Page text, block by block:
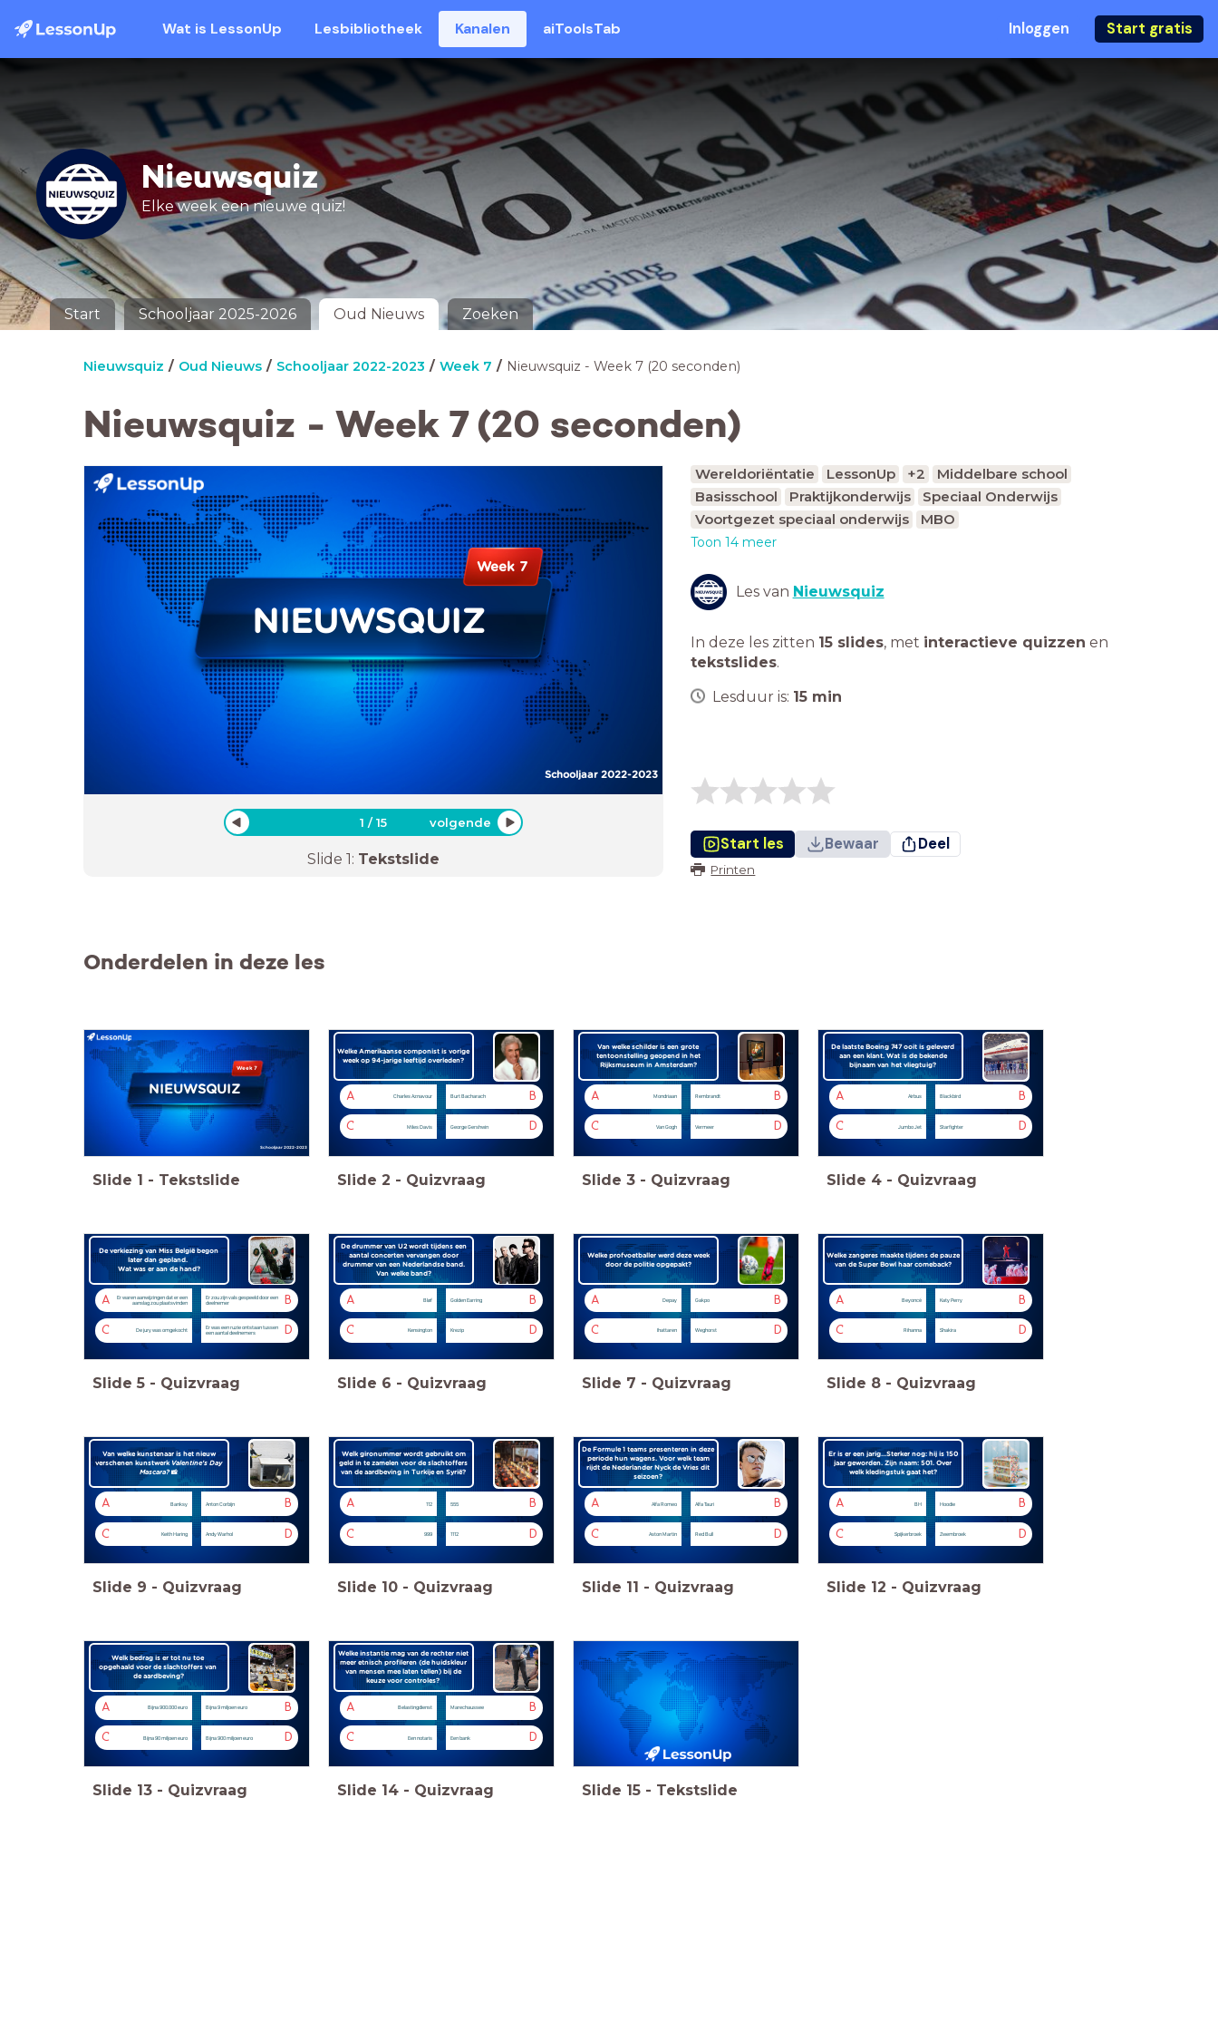
Wat is LessonUp Lesbibliotheek Kanalen aiToolsTab Inloggen Start gratis
Nieuwsquiz
Elke week een nieuwe quiz!
Start Schooljaar 2025-2026 Oud Nieuws Zoeken
Nieuwsquiz Oud Nieuws Schooljaar 2022-2023 Week 7 Nieuwsquiz - Week 7 (20 seconden)
Nieuwsquiz - Week 7 (20 seconden)
NIEUWSQUIZ
Week 7
Schooljaar 2022-2023
1 /15 volgende
Slide 1: Tekstslide
Wereldoriëntatie LessonUp +2
Middelbare school
Basisschool
Praktijkonderwijs
Speciaal Onderwijs
Voortgezet speciaal onderwijs
MBO
Toon 14 meer
Les van Nieuwsquiz
In deze les zitten 15 slides, met interactieve quizzen en
tekstslides.
Lesduur is: 15 min
Start les Bewaar Deel
Printen
Onderdelen in deze les
NIEUWSQUIZ
Week 7
Schooljaar 2022-2023
Slide 1 - Tekstslide
Welke Amerikaanse componist is vorige
week op 94-jarige leeftijd overleden?
A Charles Aznavour B
Burt Bacharach
C Miles Davis D
George Gershwin
Slide 2 - Quizvraag
Van welke schilder is een grote
tentoonstelling geopend in het
Rijksmuseum in Amsterdam?
A Mondriaan B
Rembrandt
C Van Gogh D
Vermeer
Slide 3 - Quizvraag
De laatste Boeing 747 ooit is geleverd
aan een klant. Wat is de bekende
bijnaam van het vliegtuig?
A Airbus B
Blackbird
C Jumbo Jet D
Starfighter
Slide 4 - Quizvraag
De verkiezing van Miss België begon
later dan gepland.
Wat was er aan de hand?
A
Er waren aanwijzingen dat er een
aanslag zou plaatsvinden
B
Er zou zijn vals gespeeld door een
deelnemer
C De jury was omgekocht D
Er was een ruzie ontstaan tussen
een aantal deelnemers
Slide 5 - Quizvraag
De drummer van U2 wordt tijdens een
aantal concerten vervangen door
drummer van een Nederlandse band.
Van welke band?
A Bløf B
Golden Earring
C Kensington D
Krezip
Slide 6 - Quizvraag
Welke profvoetballer werd deze week
door de politie opgepakt?
A Depay B
Gakpo
C Ihattaren D
Weghorst
Slide 7 - Quizvraag
Welke zangeres maakte tijdens de pauze
van de Super Bowl haar comeback?
A Beyoncé B
Katy Perry
C Rihanna D
Shakira
Slide 8 - Quizvraag
Van welke kunstenaar is het nieuw
verschenen kunstwerk Valentine's Day
Mascara?📸
A Banksy B
Anton Corbijn
C Keith Haring D
Andy Warhol
Slide 9 - Quizvraag
Welk gironummer wordt gebruikt om
geld in te zamelen voor de slachtoffers
van de aardbeving in Turkije en Syrië?
A 112 B
555
C 999 D
1112
Slide 10 - Quizvraag
De Formule 1 teams presenteren in deze
periode hun wagens. Voor welk team
rijdt de Nederlander Nyck de Vries dit
seizoen?
A Alfa Romeo B
Alfa Tauri
C Aston Martin D
Red Bull
Slide 11 - Quizvraag
Er is er een jarig...Sterker nog: hij is 150
jaar geworden. Zijn naam: 501. Over
welk kledingstuk gaat het?
A BH B
Hoodie
C Spijkerbroek D
Zwembroek
Slide 12 - Quizvraag
Welk bedrag is er tot nu toe
opgehaald voor de slachtoffers van
de aardbeving?
A Bijna 900.000 euro B
Bijna 9 miljoen euro
C Bijna 90 miljoen euro D
Bijna 900 miljoen euro
Slide 13 - Quizvraag
Welke instantie mag van de rechter niet
meer etnisch profileren (de huidskleur
van mensen mee laten tellen) bij de
keuze voor controles?
A Belastingdienst B
Marechaussee
C Een notaris D
Een bank
Slide 14 - Quizvraag Slide 15 - Tekstslide